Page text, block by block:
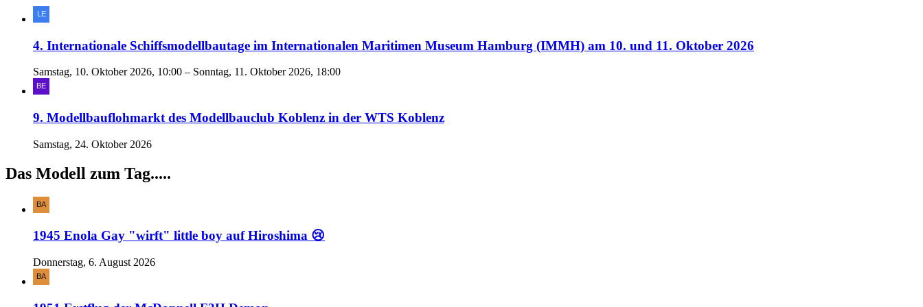
4. Internationale Schiffsmodellbautage im Internationalen Maritimen Museum Hamburg (IMMH) am 10. und 11. Oktober 2026
Samstag, 10. Oktober 2026, 10:00 – Sonntag, 11. Oktober 2026, 18:00
9. Modellbauflohmarkt des Modellbauclub Koblenz in der WTS Koblenz
Samstag, 24. Oktober 2026
Das Modell zum Tag.....
1945 Enola Gay "wirft" little boy auf Hiroshima 😢
Donnerstag, 6. August 2026